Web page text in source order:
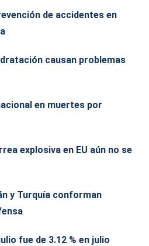
de accidentes en
causan problemas
en muertes por
explosiva en EU aún no se
y Turquía conforman
fue de 3.12 % en julio